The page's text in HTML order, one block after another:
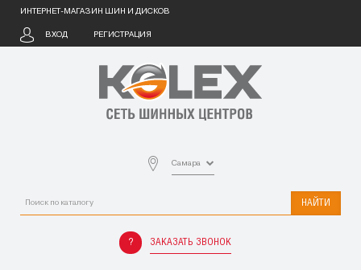
ИНТЕРНЕТ-МАГАЗИН ШИН И ДИСКОВ
ВХОД РЕГИСТРАЦИЯ
Самара
НАЙТИ
ЗАКАЗАТЬ ЗВОНОК